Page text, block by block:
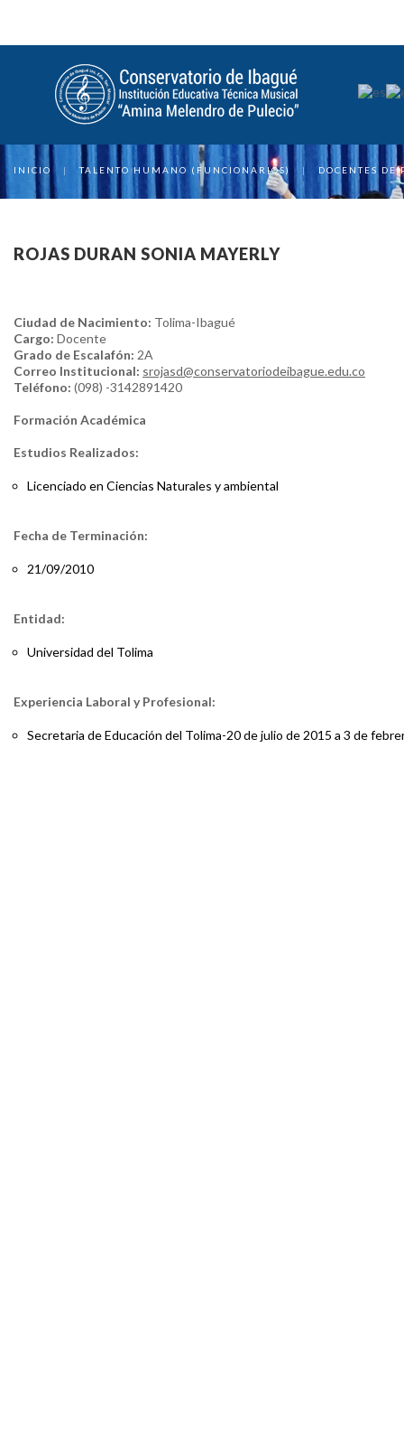
INICIO | TALENTO HUMANO (FUNCIONARIOS) | DOCENTES DE
ROJAS DURAN SONIA MAYERLY
Ciudad de Nacimiento: Tolima-Ibagué
Cargo: Docente
Grado de Escalafón: 2A
Correo Institucional: srojasd@conservatoriodeibague.edu.co
Teléfono: (098) -3142891420
Formación Académica
Estudios Realizados:
Licenciado en Ciencias Naturales y ambiental
Fecha de Terminación:
21/09/2010
Entidad:
Universidad del Tolima
Experiencia Laboral y Profesional:
Secretaria de Educación del Tolima-20 de julio de 2015 a 3 de